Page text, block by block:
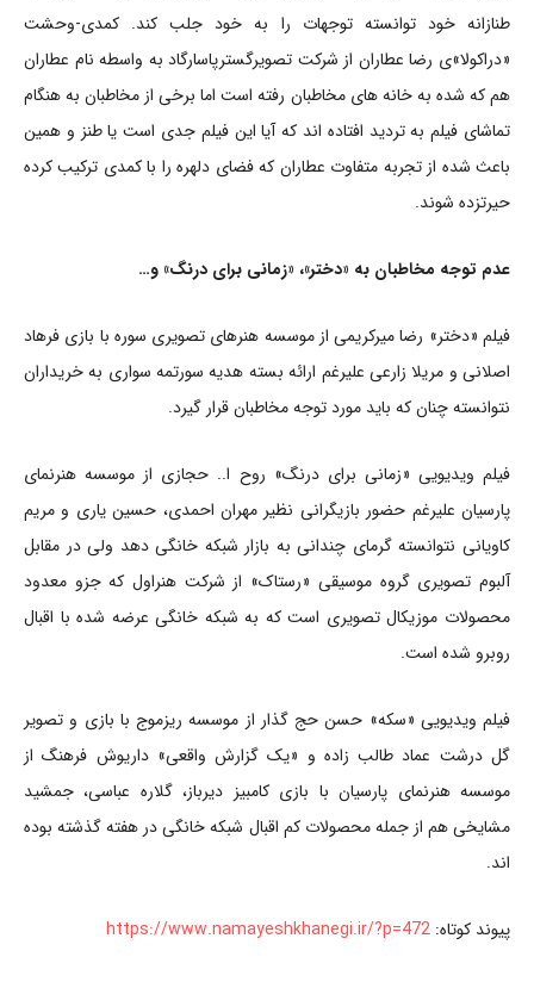
طنازانه خود توانسته توجهات را به خود جلب کند. کمدی-وحشت
«دراکولا»ی رضا عطاران از شرکت تصویرگسترپاسارگاد به واسطه نام عطاران
هم که شده به خانه های مخاطبان رفته است اما برخی از مخاطبان به هنگام
تماشای فیلم به تردید افتاده اند که آیا این فیلم جدی است یا طنز و همین
باعث شده از تجربه متفاوت عطاران که فضای دلهره را با کمدی ترکیب کرده
حیرتزده شوند.
عدم توجه مخاطبان به «دختر»، «زمانی برای درنگ» و…
فیلم «دختر» رضا میرکریمی از موسسه هنرهای تصویری سوره با بازی فرهاد
اصلانی و مریلا زارعی علیرغم ارائه بسته هدیه سورتمه سواری به خریداران
نتوانسته چنان که باید مورد توجه مخاطبان قرار گیرد.
فیلم ویدیویی «زمانی برای درنگ» روح ا.. حجازی از موسسه هنرنمای
پارسیان علیرغم حضور بازیگرانی نظیر مهران احمدی، حسین یاری و مریم
کاویانی نتوانسته گرمای چندانی به بازار شبکه خانگی دهد ولی در مقابل
آلبوم تصویری گروه موسیقی «رستاک» از شرکت هنراول که جزو معدود
محصولات موزیکال تصویری است که به شبکه خانگی عرضه شده با اقبال
روبرو شده است.
فیلم ویدیویی «سکه» حسن حج گذار از موسسه ریزموج با بازی و تصویر
گل درشت عماد طالب زاده و «یک گزارش واقعی» داریوش فرهنگ از
موسسه هنرنمای پارسیان با بازی کامبیز دیرباز، گلاره عباسی، جمشید
مشایخی هم از جمله محصولات کم اقبال شبکه خانگی در هفته گذشته بوده
اند.
پیوند کوتاه: https://www.namayeshkhanegi.ir/?p=472